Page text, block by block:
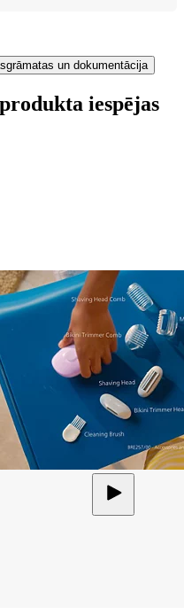
un dokumentācija
iespējas